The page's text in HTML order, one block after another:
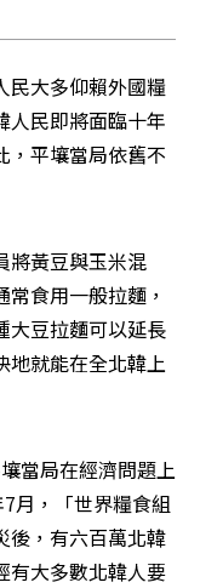
民大多仰賴外國糧
人民即將面臨十年
，平壤當局依舊不
將黃豆與玉米混
食用一般拉麵，
大豆拉麵可以延長
地就能在全北韓上
當局在經濟問題上
月，「世界糧食組
後，有六百萬北韓
有大多數北韓人要